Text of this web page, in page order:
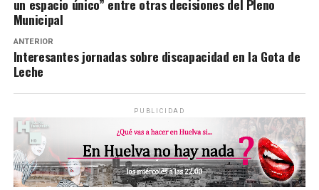
un espacio único” entre otras decisiones del Pleno
Municipal
ANTERIOR
Interesantes jornadas sobre discapacidad en la Gota de
Leche
PUBLICIDAD